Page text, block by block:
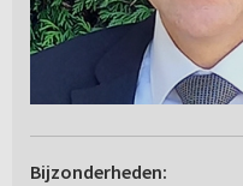
Bijzonderheden: